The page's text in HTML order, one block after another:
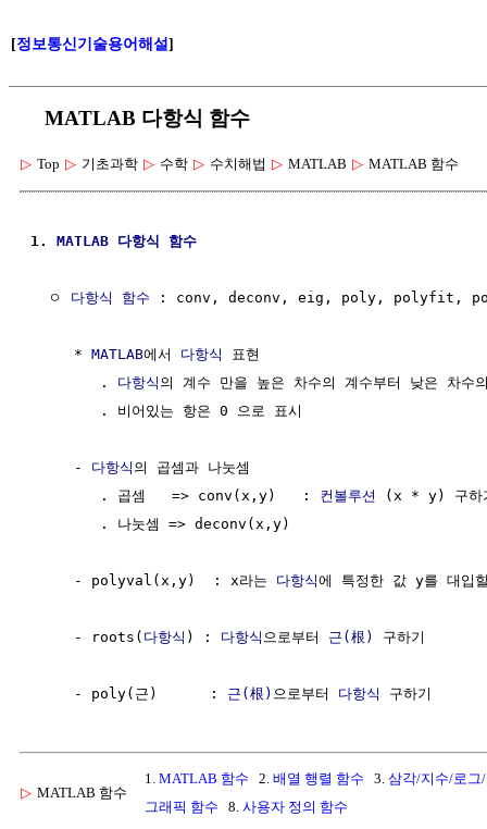
[정보통신기술용어해설]
MATLAB 다항식 함수
▷ Top ▷ 기초과학 ▷ 수학 ▷ 수치해법 ▷ MATLAB ▷ MATLAB 함수
1. MATLAB 다항식 함수
  ㅇ
다항식 함수 : conv, deconv, eig, poly, polyfit,
     *
MATLAB에서 다항식
표현
        .
다항식 의 계수 만을 높은 차수의 계수부터 낮은 차수
        . 비어있는 항은 0 으로 표시
     -
다항식 의 곱셈과 나눗셈
        . 곱셈   => conv(x,y)   :
컨볼루션
(x * y) 구
        . 나눗셈 => deconv(x,y)
     - polyval(x,y)  : x라는
다항식에 특정한 값 y를 대입
     - roots(
다항식 ) : 다항식 으로부터 근(根) 구하기
     - poly(근)      :
근(根) 으로부터 다항식
▷ MATLAB 함수
1. MATLAB 함수 2. 배열 행렬 함수 3. 삼각/지수/로그
그래픽 함수 8. 사용자 정의 함수